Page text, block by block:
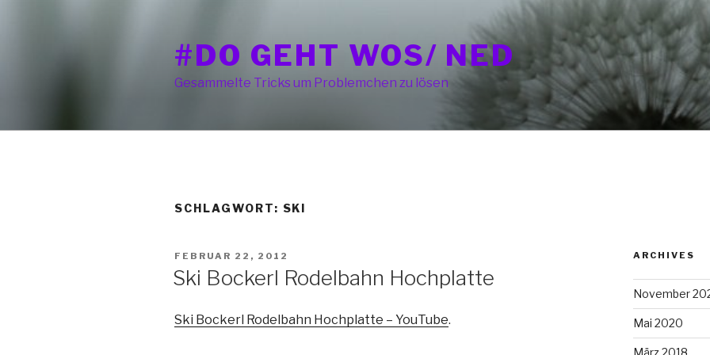
#DO GEHT WOS/ NED
Gesammelte Tricks um Problemchen zu lösen
SCHLAGWORT: SKI
VERÖFFENTLICHT
FEBRUAR 22, 2012
Ski Bockerl Rodelbahn Hochplatte
Ski Bockerl Rodelbahn Hochplatte – YouTube.
ARCHIVES
November
Mai 2020
März 2018